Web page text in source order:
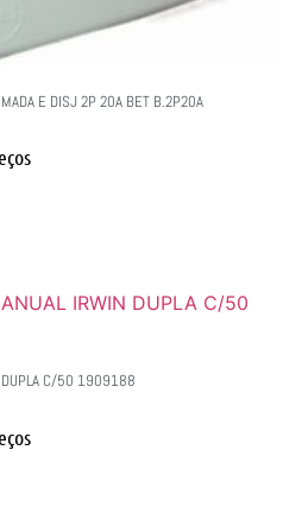
E DISJ 2P 20A BET B.2P20A
DUPLA C/50 1909188